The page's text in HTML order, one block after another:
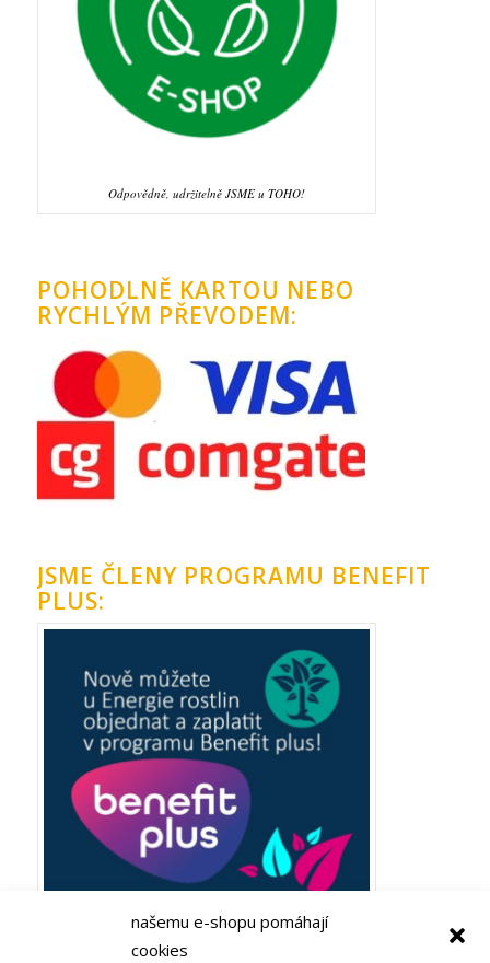
našemu e-shopu pomáhají
cookies
Odpovědně, udržitelně JSME u TOHO!
POHODLNĚ KARTOU NEBO
RYCHLÝM PŘEVODEM:
JSME ČLENY PROGRAMU BENEFIT
PLUS: